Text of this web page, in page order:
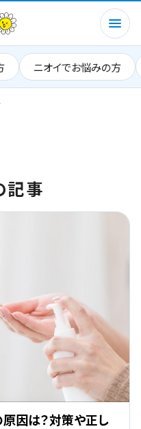
ニオイでお悩みの方
記事
因は？対策や正し